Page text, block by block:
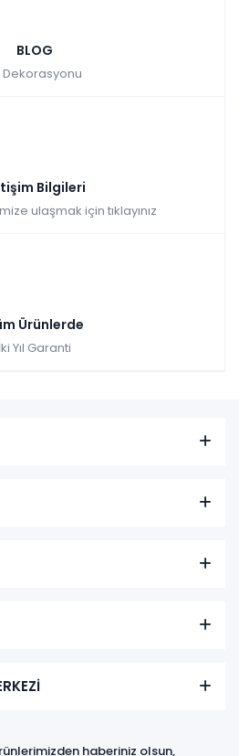
BLOG
Dekorasyonu
Bilgileri
ulaşmak için tıklayınız
Ürünlerde
İki Yıl Garanti
haberiniz olsun,